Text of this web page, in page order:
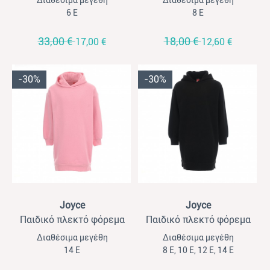
6 Ε
33,00 €17,00 €
8 Ε
18,00 €12,60 €
-30%
Joyce
Παιδικό πλεκτό φόρεμα
για κορίτσια Joyce ροζ
Διαθέσιμα μεγέθη
14 Ε
-30%
Joyce
Παιδικό πλεκτό φόρεμα
για κορίτσια Joyce μαύρο
Διαθέσιμα μεγέθη
8 Ε, 10 Ε, 12 Ε, 14 Ε